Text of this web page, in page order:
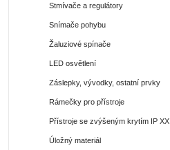
Stmívače a regulátory
Snímače pohybu
Žaluziové spínače
LED osvětlení
Záslepky, vývodky, ostatní prvky
Rámečky pro přístroje
Přístroje se zvýšeným krytím IP XX
Úložný materiál